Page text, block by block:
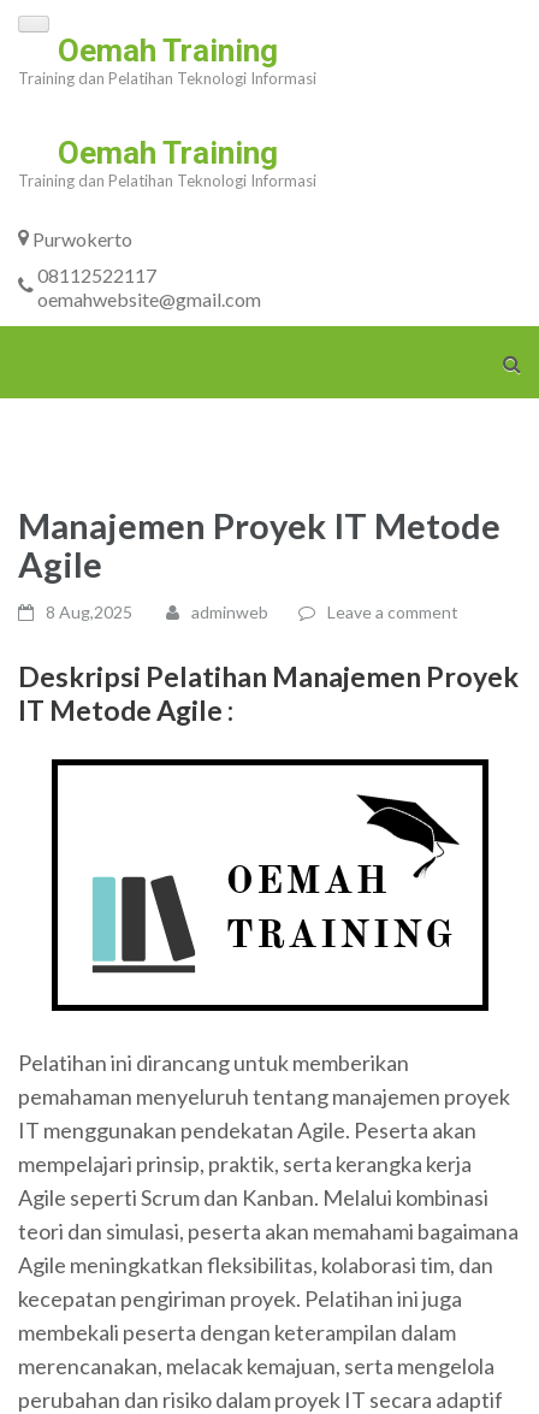
Skip
content
Enter)
Oemah Training
Training dan Pelatihan Teknologi Informasi
Oemah Training
Training dan Pelatihan Teknologi Informasi
Purwokerto
08112522117
oemahwebsite@gmail.com
Manajemen Proyek IT Metode
Agile
8 Aug,2025 adminweb Leave a comment
Deskripsi Pelatihan Manajemen Proyek
IT Metode Agile :
Pelatihan ini dirancang untuk memberikan
pemahaman menyeluruh tentang manajemen proyek
IT menggunakan pendekatan Agile. Peserta akan
mempelajari prinsip, praktik, serta kerangka kerja
Agile seperti Scrum dan Kanban. Melalui kombinasi
teori dan simulasi, peserta akan memahami bagaimana
Agile meningkatkan fleksibilitas, kolaborasi tim, dan
kecepatan pengiriman proyek. Pelatihan ini juga
membekali peserta dengan keterampilan dalam
merencanakan, melacak kemajuan, serta mengelola
perubahan dan risiko dalam proyek IT secara adaptif